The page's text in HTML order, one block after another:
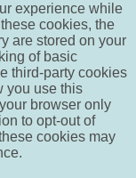
experience while
cookies, the
are stored on your
of basic
third-party cookies
you use this
browser only
to opt-out of
cookies may